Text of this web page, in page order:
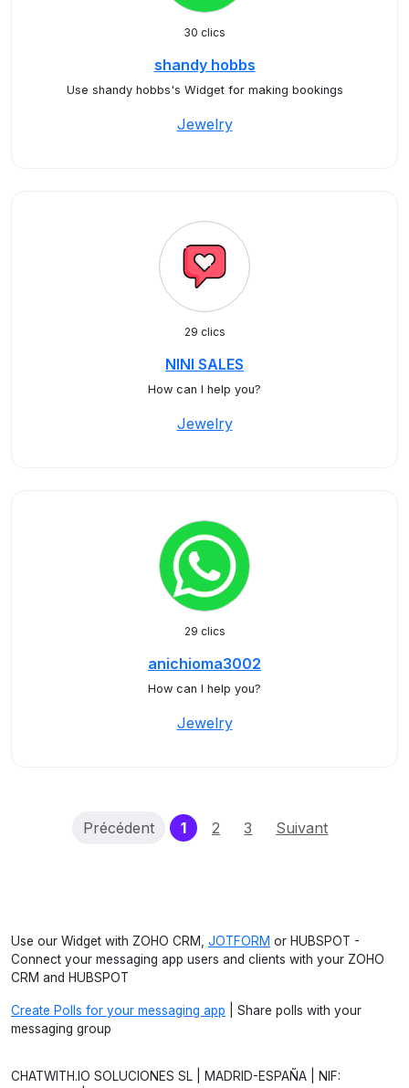
30 clics
shandy hobbs
Use shandy hobbs's Widget for making bookings
Jewelry
29 clics
NINI SALES
How can I help you?
Jewelry
29 clics
anichioma3002
How can I help you?
Jewelry
Précédent 1(current)
2 3 Suivant
Use our Widget with ZOHO CRM, JOTFORM or HUBSPOT -
Connect your messaging app users and clients with your ZOHO
CRM and HUBSPOT
Create Polls for your messaging app | Share polls with your
messaging group
CHATWITH.IO SOLUCIONES SL | MADRID-ESPAÑA | NIF: